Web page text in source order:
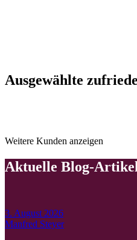
Ausgewählte
Weitere Kunden anzeigen
Aktuelle Blog-
3. August 2026
Manfred Steyer